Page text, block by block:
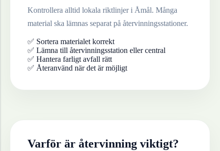
Kontrollera alltid lokala riktlinjer i Åmål. Många
material ska lämnas separat på återvinningsstationer.
✅ Sortera materialet korrekt
✅ Lämna till återvinningsstation eller central
✅ Hantera farligt avfall rätt
✅ Återanvänd när det är möjligt
Varför är återvinning viktigt?